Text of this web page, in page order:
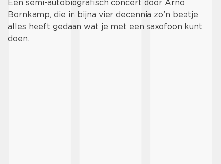
Een semi-autobiografisch concert door Arno
Bornkamp, die in bijna vier decennia zo’n beetje
alles heeft gedaan wat je met een saxofoon kunt
doen.